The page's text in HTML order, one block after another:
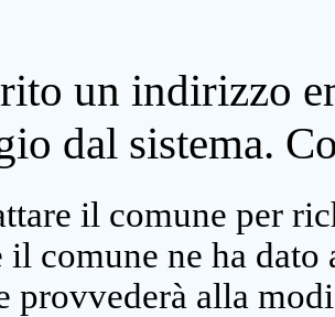
un indirizzo
dal sistema.
il comune per
il comune ne ha
provvederà alla